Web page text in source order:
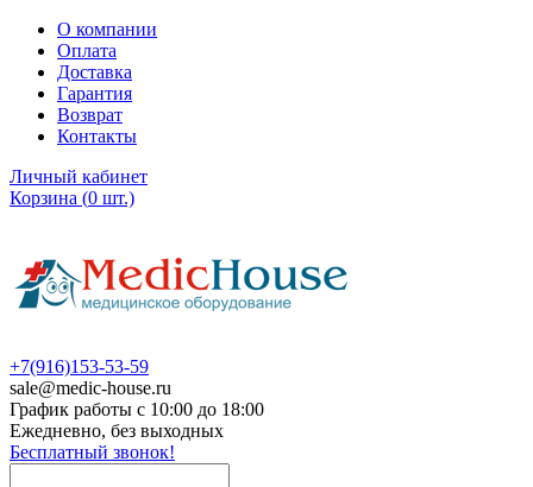
О компании
Оплата
Доставка
Гарантия
Возврат
Контакты
Личный кабинет
Корзина (0 шт.)
+7(916)153-53-59
sale@medic-house.ru
График работы с 10:00 до 18:00
Ежедневно, без выходных
Бесплатный звонок!